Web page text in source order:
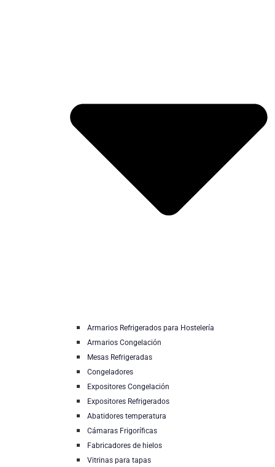
Armarios Refrigerados para Hostelería
Armarios Congelación
Mesas Refrigeradas
Congeladores
Expositores Congelación
Expositores Refrigerados
Abatidores temperatura
Cámaras Frigoríficas
Fabricadores de hielos
Vitrinas para tapas